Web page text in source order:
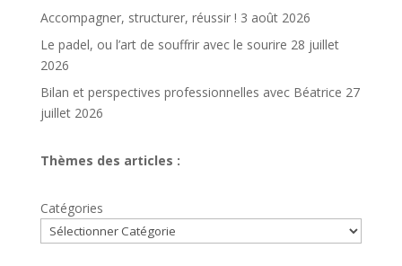
Accompagner, structurer, réussir ! 3 août 2026
Le padel, ou l’art de souffrir avec le sourire 28 juillet
2026
Bilan et perspectives professionnelles avec Béatrice 27
juillet 2026
Thèmes des articles :
Catégories